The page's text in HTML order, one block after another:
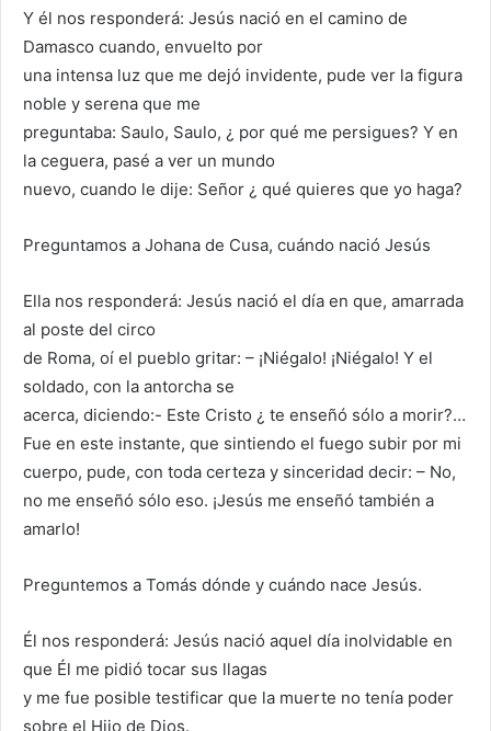
Y él nos responderá: Jesús nació en el camino de
Damasco cuando, envuelto por
una intensa luz que me dejó invidente, pude ver la figura
noble y serena que me
preguntaba: Saulo, Saulo, ¿ por qué me persigues? Y en
la ceguera, pasé a ver un mundo
nuevo, cuando le dije: Señor ¿ qué quieres que yo haga?
Preguntamos a Johana de Cusa, cuándo nació Jesús
Ella nos responderá: Jesús nació el día en que, amarrada
al poste del circo
de Roma, oí el pueblo gritar: – ¡Niégalo! ¡Niégalo! Y el
soldado, con la antorcha se
acerca, diciendo:- Este Cristo ¿ te enseñó sólo a morir?…
Fue en este instante, que sintiendo el fuego subir por mi
cuerpo, pude, con toda certeza y sinceridad decir: – No,
no me enseñó sólo eso. ¡Jesús me enseñó también a
amarlo!
Preguntemos a Tomás dónde y cuándo nace Jesús.
Él nos responderá: Jesús nació aquel día inolvidable en
que Él me pidió tocar sus llagas
y me fue posible testificar que la muerte no tenía poder
sobre el Hijo de Dios.